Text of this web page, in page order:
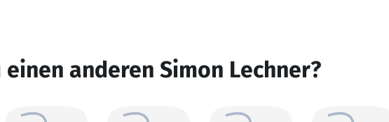
einen anderen Simon Lechner?